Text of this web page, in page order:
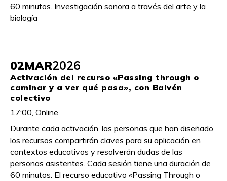
60 minutos. Investigación sonora a través del arte y la
biología
02MAR2026
Activación del recurso «Passing through o
caminar y a ver qué pasa», con Baivén
colectivo
17:00, Online
Durante cada activación, las personas que han diseñado
los recursos compartirán claves para su aplicación en
contextos educativos y resolverán dudas de las
personas asistentes. Cada sesión tiene una duración de
60 minutos. El recurso educativo «Passing Through o